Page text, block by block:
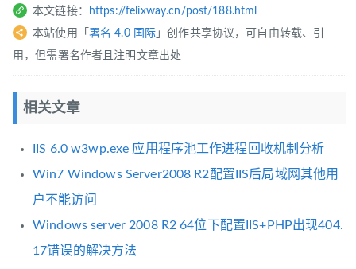
本文链接：
https://felixway.cn/post/188.html
本站使用「 署名 4.0 国际 」创作共享协议，可自由转载、引
用，但需署名作者且注明文章出处
相关文章
IIS 6.0 w3wp.exe 应用程序池工作进程回收机制分析
Win7 Windows Server2008 R2配置IIS后局域网其他用
户不能访问
Windows server 2008 R2 64位下配置IIS+PHP出现404.
17错误的解决方法